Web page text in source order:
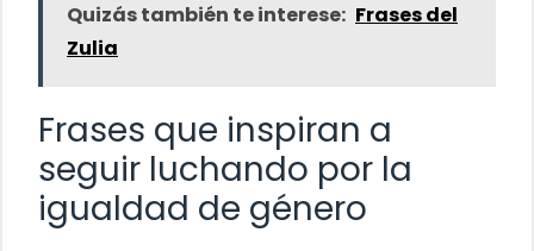
Quizás también te interese: Frases del
Zulia
Frases que inspiran a
seguir luchando por la
igualdad de género